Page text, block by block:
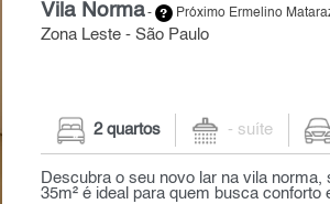
Vila Norma- Próximo Ermelino
Zona Leste - São Paulo
2 quartos - suíte
Descubra o seu novo lar na vila
35m² é ideal para quem busca